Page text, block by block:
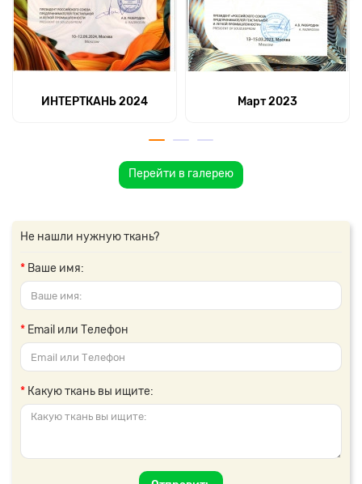
ИНТЕРТКАНЬ 2024 Март 2023
Перейти в галерею
Не нашли нужную ткань?
Ваше имя:
Email или Телефон
Какую ткань вы ищите: